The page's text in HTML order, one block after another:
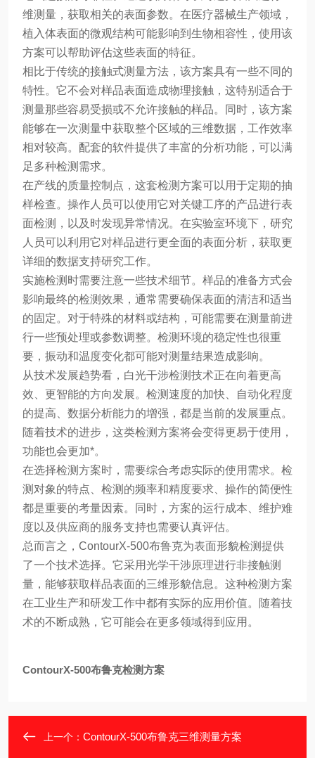
维测量，获取相关的表面参数。在医疗器械生产领域，
植入体表面的微观结构可能影响到生物相容性，使用该
方案可以帮助评估这些表面的特征。
相比于传统的接触式测量方法，该方案具有一些不同的
特性。它不会对样品表面造成物理接触，这特别适合于
测量那些容易受损或不允许接触的样品。同时，该方案
能够在一次测量中获取整个区域的三维数据，工作效率
相对较高。配套的软件提供了丰富的分析功能，可以满
足多种检测需求。
在产线的质量控制点，这套检测方案可以用于定期的抽
样检查。操作人员可以使用它对关键工序的产品进行表
面检测，以及时发现异常情况。在实验室环境下，研究
人员可以利用它对样品进行更全面的表面分析，获取更
详细的数据支持研究工作。
实施检测时需要注意一些技术细节。样品的准备方式会
影响最终的检测效果，通常需要确保表面的清洁和适当
的固定。对于特殊的材料或结构，可能需要在测量前进
行一些预处理或参数调整。检测环境的稳定性也很重
要，振动和温度变化都可能对测量结果造成影响。
从技术发展趋势看，白光干涉检测技术正在向着更高
效、更智能的方向发展。检测速度的加快、自动化程度
的提高、数据分析能力的增强，都是当前的发展重点。
随着技术的进步，这类检测方案将会变得更易于使用，
功能也会更加*。
在选择检测方案时，需要综合考虑实际的使用需求。检
测对象的特点、检测的频率和精度要求、操作的简便性
都是重要的考量因素。同时，方案的运行成本、维护难
度以及供应商的服务支持也需要认真评估。
总而言之，ContourX-500布鲁克为表面形貌检测提供
了一个技术选择。它采用光学干涉原理进行非接触测
量，能够获取样品表面的三维形貌信息。这种检测方案
在工业生产和研发工作中都有实际的应用价值。随着技
术的不断成熟，它可能会在更多领域得到应用。
ContourX-500布鲁克检测方案
上一个： ContourX-500布鲁克三维测量方案